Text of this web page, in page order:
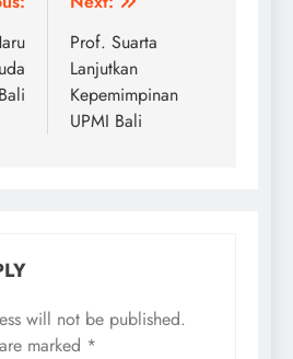
Prof. Suarta
Lanjutkan
Kepemimpinan
UPMI Bali
will not be published.
marked *